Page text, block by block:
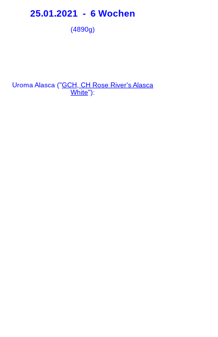
25.01.2021 - 6 Wochen
(4890g)
Uroma Alasca ("GCH, CH Rose River's Alasca
White"):